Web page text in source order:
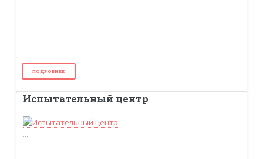
ПОДРОБНЕЕ
Испытательный центр
...